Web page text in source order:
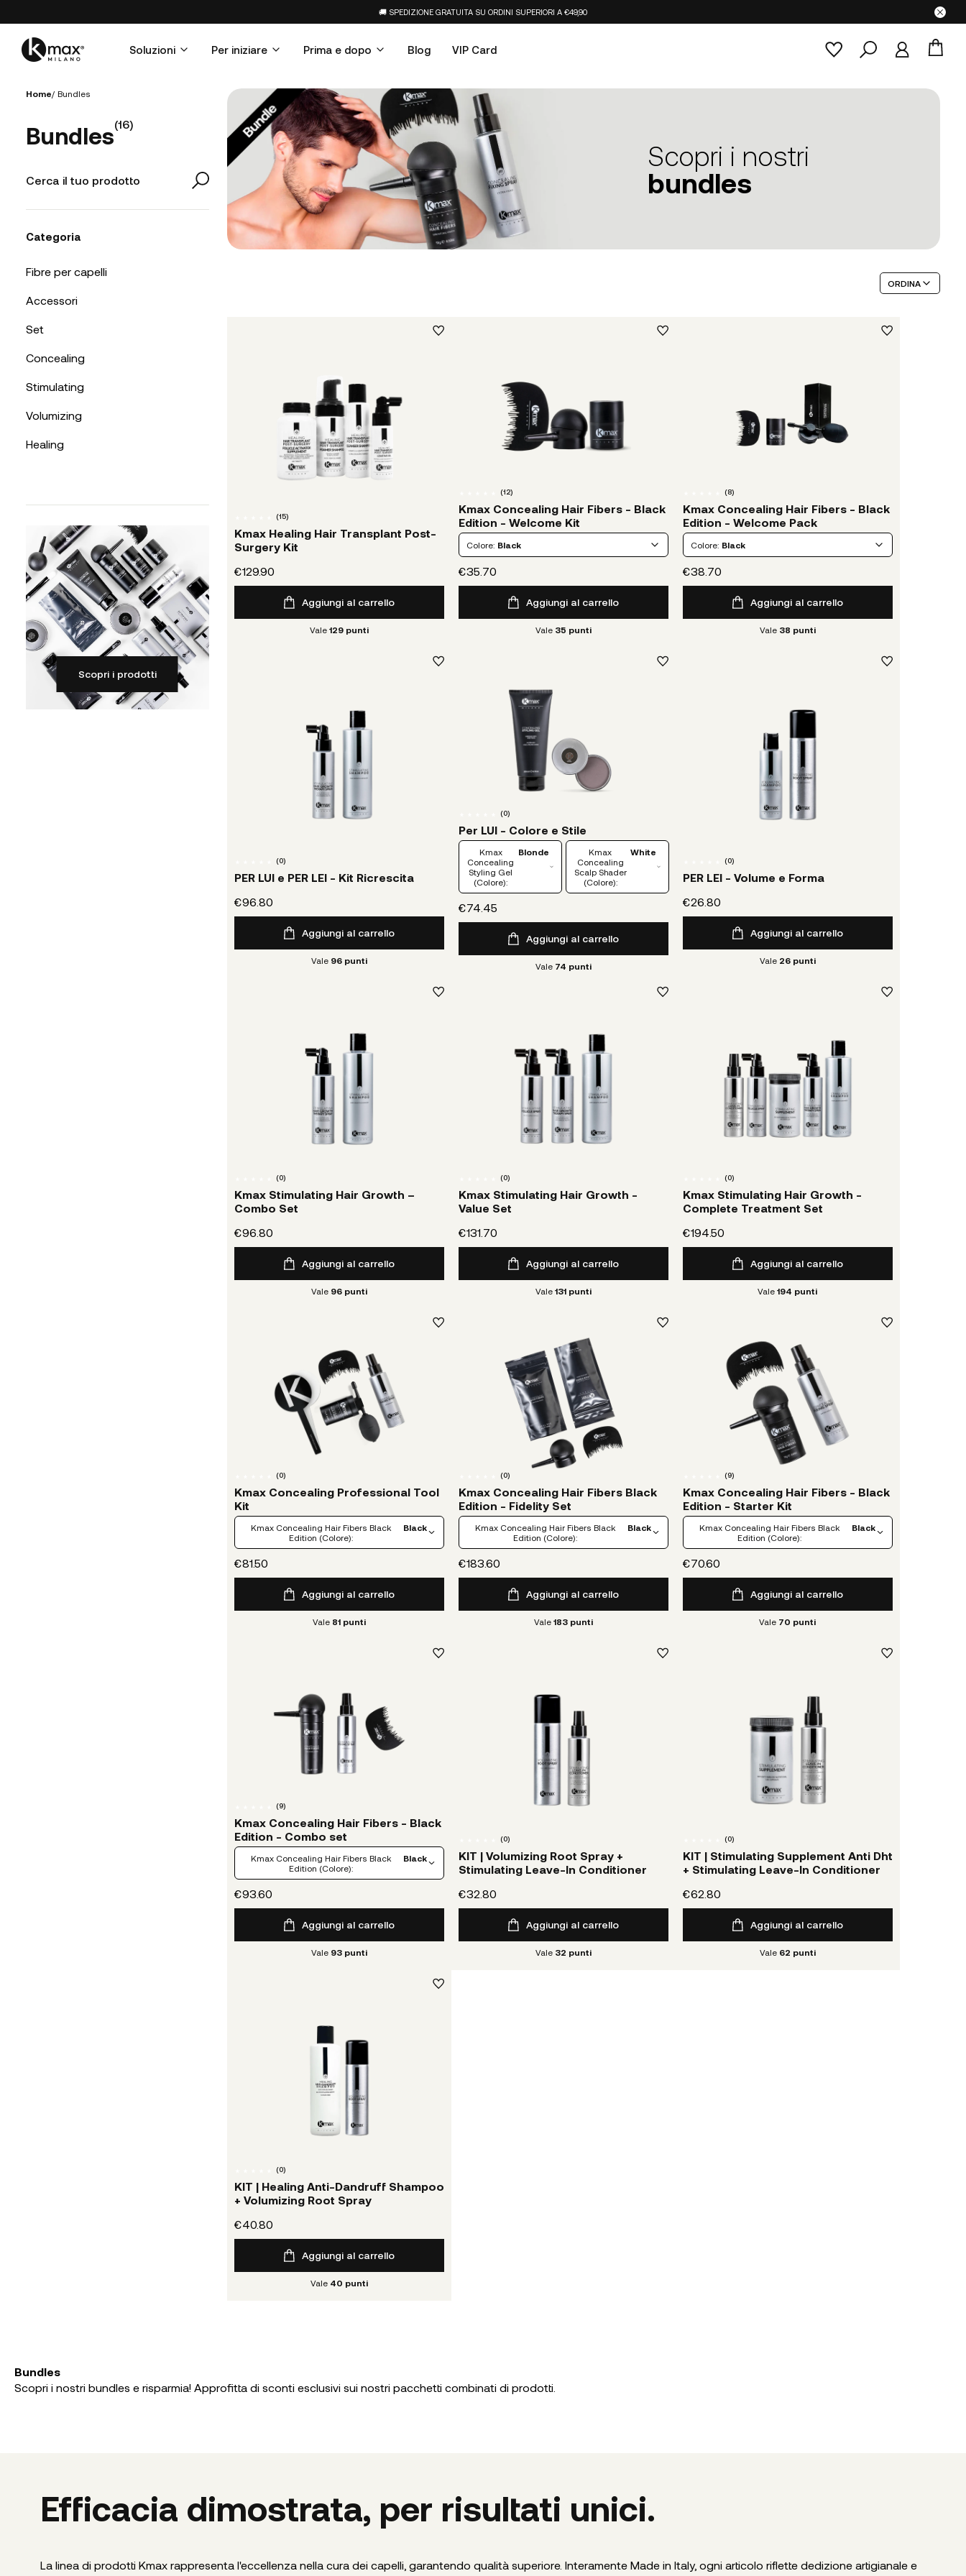
🚚 SPEDIZIONE GRATUITA SU ORDINI SUPERIORI A €49,90
Soluzioni Per iniziare Prima e dopo Blog VIP Card
Home/ Bundles
Bundles(16)
Categoria
Fibre per capelli
Accessori
Set
Concealing
Stimulating
Volumizing
Healing
Scopri i prodotti
Scopri i nostri
bundles
ORDINA
(15)
Kmax Healing Hair Transplant Post-
Surgery Kit
€129.90
Aggiungi al carrello
Vale 129 punti
(12)
Kmax Concealing Hair Fibers - Black
Edition - Welcome Kit
Colore: Black
€35.70
Aggiungi al carrello
Vale 35 punti
(8)
Kmax Concealing Hair Fibers - Black
Edition - Welcome Pack
Colore: Black
€38.70
Aggiungi al carrello
Vale 38 punti
(0)
PER LUI e PER LEI - Kit Ricrescita
€96.80
Aggiungi al carrello
Vale 96 punti
(0)
Per LUI - Colore e Stile
Kmax
Concealing
Styling Gel
(Colore):
Blonde
Kmax
Concealing
Scalp Shader
(Colore):
White
€74.45
Aggiungi al carrello
Vale 74 punti
(0)
PER LEI - Volume e Forma
€26.80
Aggiungi al carrello
Vale 26 punti
(0)
Kmax Stimulating Hair Growth –
Combo Set
€96.80
Aggiungi al carrello
Vale 96 punti
(0)
Kmax Stimulating Hair Growth -
Value Set
€131.70
Aggiungi al carrello
Vale 131 punti
(0)
Kmax Stimulating Hair Growth -
Complete Treatment Set
€194.50
Aggiungi al carrello
Vale 194 punti
(0)
Kmax Concealing Professional Tool
Kit
Kmax Concealing Hair Fibers Black
Edition (Colore):
Black
€81.50
Aggiungi al carrello
Vale 81 punti
(0)
Kmax Concealing Hair Fibers Black
Edition - Fidelity Set
Kmax Concealing Hair Fibers Black
Edition (Colore):
Black
€183.60
Aggiungi al carrello
Vale 183 punti
(9)
Kmax Concealing Hair Fibers - Black
Edition - Starter Kit
Kmax Concealing Hair Fibers Black
Edition (Colore):
Black
€70.60
Aggiungi al carrello
Vale 70 punti
(9)
Kmax Concealing Hair Fibers - Black
Edition - Combo set
Kmax Concealing Hair Fibers Black
Edition (Colore):
Black
€93.60
Aggiungi al carrello
Vale 93 punti
(0)
KIT | Volumizing Root Spray +
Stimulating Leave-In Conditioner
€32.80
Aggiungi al carrello
Vale 32 punti
(0)
KIT | Stimulating Supplement Anti Dht
+ Stimulating Leave-In Conditioner
€62.80
Aggiungi al carrello
Vale 62 punti
(0)
KIT | Healing Anti-Dandruff Shampoo
+ Volumizing Root Spray
€40.80
Aggiungi al carrello
Vale 40 punti
Bundles
Scopri i nostri bundles e risparmia! Approfitta di sconti esclusivi sui nostri pacchetti combinati di prodotti.
Efficacia dimostrata, per risultati unici.
La linea di prodotti Kmax rappresenta l'eccellenza nella cura dei capelli, garantendo qualità superiore. Interamente Made in Italy, ogni articolo riflette dedizione artigianale e